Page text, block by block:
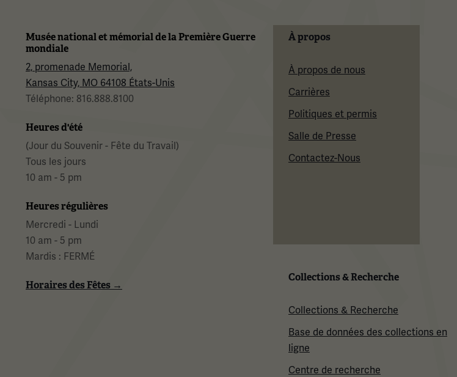
Musée national et mémorial de la Première Guerre
mondiale
2, promenade Memorial,
Kansas City, MO 64108 États-Unis
Téléphone: 816.888.8100
Heures d'été
(Jour du Souvenir - Fête du Travail)
Tous les jours
10 am - 5 pm
Heures régulières
Mercredi - Lundi
10 am - 5 pm
Mardis : FERMÉ
Horaires des Fêtes →
À propos
À propos de nous
Carrières
Politiques et permis
Salle de Presse
Contactez-Nous
Collections & Recherche
Collections & Recherche
Base de données des collections en
ligne
Centre de recherche